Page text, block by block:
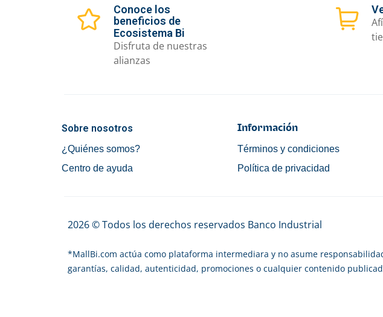
Conoce los
beneficios de
Ecosistema Bi
Disfruta de nuestras
alianzas
Sobre nosotros
¿Quiénes somos?
Centro de ayuda
Información
Términos y condiciones
Política de privacidad
2026 © Todos los derechos reservados Banco Industrial
*MallBi.com actúa como plataforma intermediara y no asume
garantías, calidad, autenticidad, promociones o cualquier contenido